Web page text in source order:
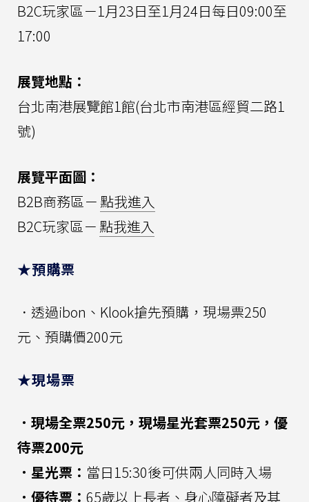
B2C玩家區－1月23日至1月24日每日09:00至
17:00
展覽地點：
台北南港展覽館1館(台北市南港區經貿二路1
號)
展覽平面圖：
B2B商務區－ 點我進入
B2C玩家區－ 點我進入
★預購票
．透過ibon、Klook搶先預購，現場票250
元、預購價200元
★現場票
．現場全票250元，現場星光套票250元，優
待票200元
．星光票： 當日15:30後可供兩人同時入場
．優待票： 65歲以上長者、身心障礙者及其